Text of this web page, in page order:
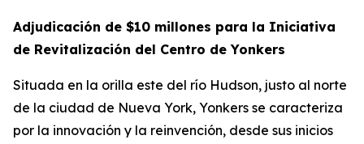
Adjudicación de $10 millones para la Iniciativa
de Revitalización del Centro de Yonkers
Situada en la orilla este del río Hudson, justo al norte
de la ciudad de Nueva York, Yonkers se caracteriza
por la innovación y la reinvención, desde sus inicios